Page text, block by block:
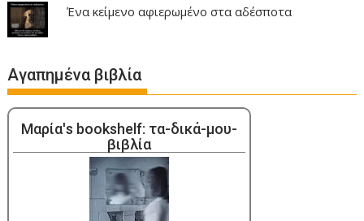
Ένα κείμενο αφιερωμένο στα αδέσποτα
Αγαπημένα βιβλία
Μαρία's bookshelf: τα-δικά-μου-
βιβλία